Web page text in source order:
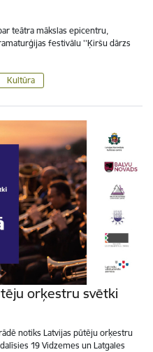
teātra mākslas epicentru,
festivālu ''Ķiršu dārzs
Kultūra
orķestru svētki
notiks Latvijas pūtēju orķestru
19 Vidzemes un Latgales